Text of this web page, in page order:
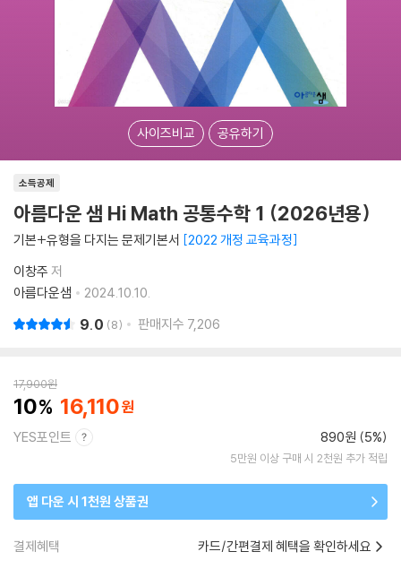
사이즈비교 공유하기
소득공제
아름다운 샘 Hi Math 공통수학 1 (2026년용)
기본+유형을 다지는 문제기본서 2022 개정 교육과정
이창주 저
아름다운샘
2024.10.10.
9.0 8 판매지수 7,206
17,900원
10 16,110
YES포인트 890원 (5%)
5만원 이상 구매 시 2천원 추가 적립
앱 다운 시 1천원 상품권
결제혜택 카드/간편결제 혜택을 확인하세요